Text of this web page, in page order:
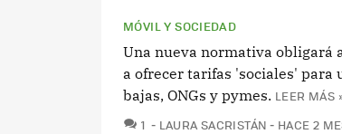
MÓVIL Y SOCIEDAD
Una nueva normativa obligará
a ofrecer tarifas 'sociales' para
bajas, ONGs y pymes. LEER MÁS
1 COMENTARIOS
LAURA SACRISTÁN HACE 2